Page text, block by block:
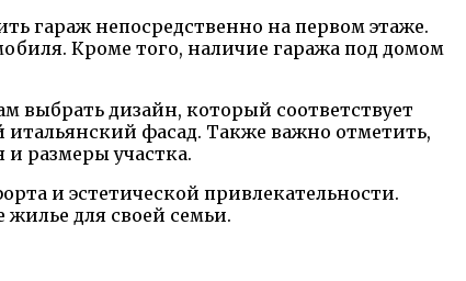
гараж непосредственно на первом этаже.
Кроме того, наличие гаража под домом
выбрать дизайн, который соответствует
фасад. Также важно отметить,
размеры участка.
и эстетической привлекательности.
для своей семьи.